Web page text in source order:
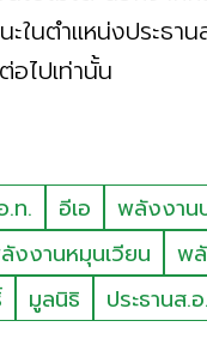
ะในตำแหน่งประธา
ไปเท่านั้น
.ท. อีเอ พลังงาน
งงานหมุนเวียน
พ
มูลนิธิ
ประธานส.